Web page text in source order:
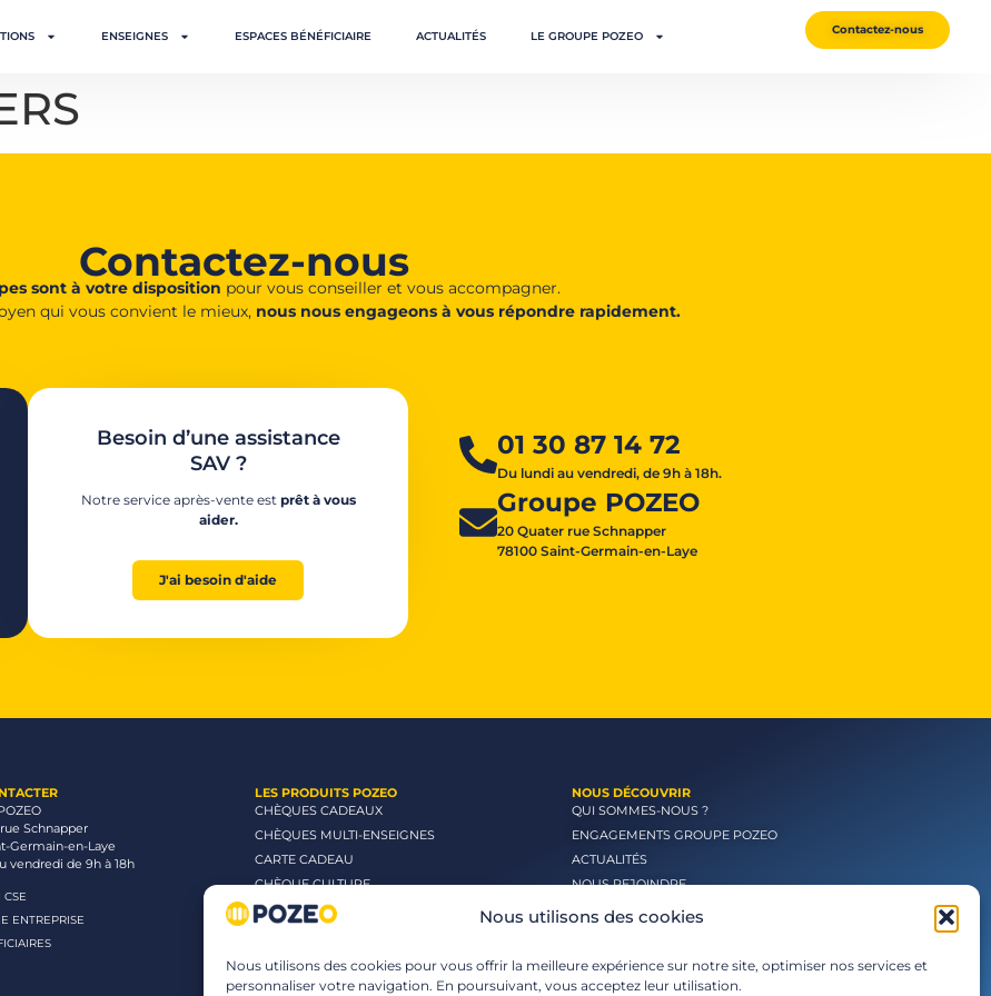
Nous utilisons des cookies
Nous utilisons des cookies pour vous offrir la meilleure expérience sur notre site, optimiser nos services et
personnaliser votre navigation. En poursuivant, vous acceptez leur utilisation.
ENSEIGNES ESPACES BÉNÉFICIAIRE ACTUALITÉS LE GROUPE POZEO Contactez-nous
Contactez-nous
sont à votre disposition pour vous conseiller et vous accompagner.
qui vous convient le mieux, nous nous engageons à vous répondre rapidement.
Besoin d’une assistance
SAV ?
Notre service après-vente est prêt à vous
aider.
J'ai besoin d'aide
01 30 87 14 72
Du lundi au vendredi, de 9h à 18h.
Groupe POZEO
20 Quater rue Schnapper
78100 Saint-Germain-en-Laye
Schnapper
Germain-en-Laye
vendredi de 9h à 18h
CSE
ENTREPRISE
LES PRODUITS POZEO
CHÈQUES CADEAUX
CHÈQUES MULTI-ENSEIGNES
CARTE CADEAU
CHÈQUE CULTURE
CHÈQUE CINÉMA
NOUS DÉCOUVRIR
QUI SOMMES-NOUS ?
ENGAGEMENTS GROUPE POZEO
ACTUALITÉS
NOUS REJOINDRE